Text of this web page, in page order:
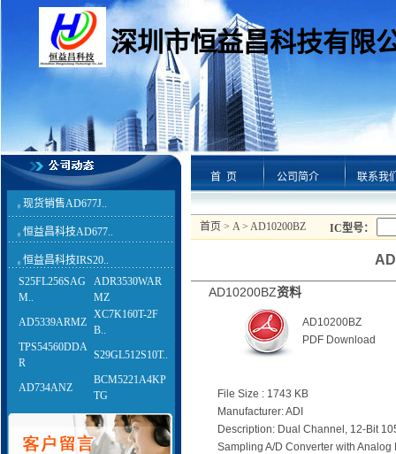
深圳市恒益昌科技有限
g 现货销售AD677J..
g 恒益昌科技AD677..
g 恒益昌科技IRS20..
S25FL256SAG
M..
ADR3530WAR
MZ
AD5339ARMZ
XC7K160T-2F
B..
TPS54560DDA
R
S29GL512S10T..
AD734ANZ
BCM5221A4KP
TG
首 页 公司简介 联系我
首页 > A> AD10200BZ IC型号：
AD10200BZ资料
AD10200BZ
PDF Download
File Size : 1743 KB
Manufacturer: ADI
Description: Dual Channel, 12-Bit
Sampling A/D Converter with Analog